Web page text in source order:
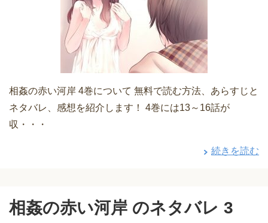
相姦の赤い河岸 4巻について 無料で読む方法、あらすじと
ネタバレ、感想を紹介します！ 4巻には13～16話が
収・・・
続きを読む
相姦の赤い河岸 のネタバレ 3